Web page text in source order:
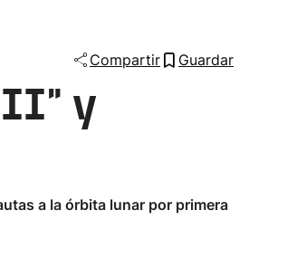
Compartir Guardar
II" y
a la órbita lunar por primera